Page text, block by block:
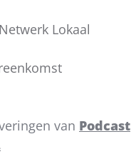
Netwerk Lokaal
van Podcast